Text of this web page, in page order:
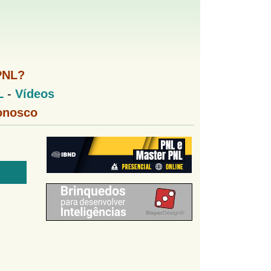
- Vídeos